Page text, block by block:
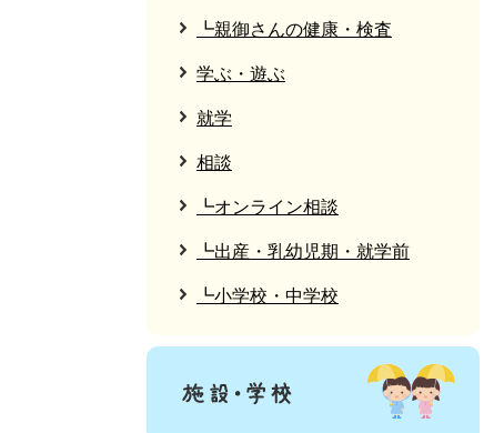
┗親御さんの健康・検査
学ぶ・遊ぶ
就学
相談
┗オンライン相談
┗出産・乳幼児期・就学前
┗小学校・中学校